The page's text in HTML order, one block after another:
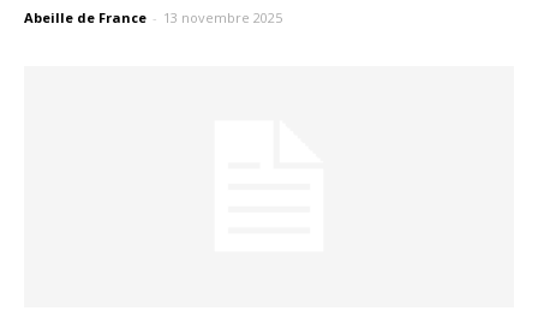
Abeille de France - 13 novembre 2025